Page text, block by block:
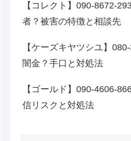
【コレクト】090-8672-
者？被害の特徴と相談先
【ケーズキヤツシユ】
闇金？手口と対処法
【ゴールド】090-4606-
信リスクと対処法